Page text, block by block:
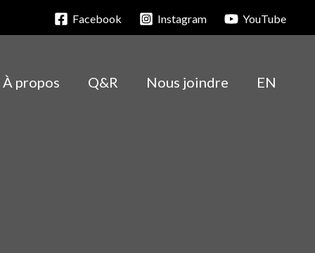
Facebook Instagram YouTube
À propos Q&R Nous joindre EN